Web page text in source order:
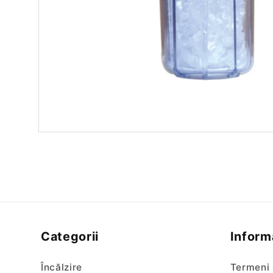
Categorii
Încălzire Termeni